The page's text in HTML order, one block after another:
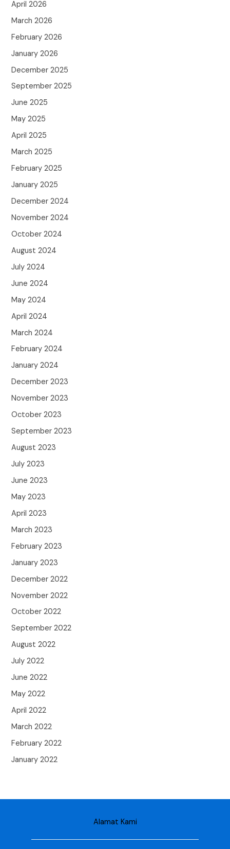
April 2026
March 2026
February 2026
January 2026
December 2025
September 2025
June 2025
May 2025
April 2025
March 2025
February 2025
January 2025
December 2024
November 2024
October 2024
August 2024
July 2024
June 2024
May 2024
April 2024
March 2024
February 2024
January 2024
December 2023
November 2023
October 2023
September 2023
August 2023
July 2023
June 2023
May 2023
April 2023
March 2023
February 2023
January 2023
December 2022
November 2022
October 2022
September 2022
August 2022
July 2022
June 2022
May 2022
April 2022
March 2022
February 2022
January 2022
Alamat Kami